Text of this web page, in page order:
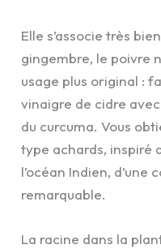
Elle s’associe très
gingembre, le poivre
usage plus original :
vinaigre de cidre
du curcuma. Vous
type achards, inspiré
l’océan Indien,
remarquable.
La racine dans la